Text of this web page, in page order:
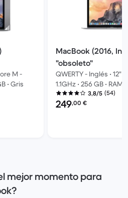
M -
• Gris
nuevo vale 1362,00 €
MacBook (2016,
"obsoleto"
QWERTY - Inglés • 12"
1.1GHz • 256 GB • RAM
3,8/5 (54)
Precio
249,00 €
mejor momento para